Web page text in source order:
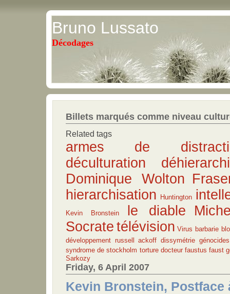
Bruno Lussato
Décodages
Billets marqués comme niveau
Related tags
armes de
déculturation
Dominique Wolton
hierarchisation
Huntington
Kevin Bronstein le diable
Socrate télévision Virus barbarie
développement russell ackoff dissymétrie génocides
syndrome de stockholm torture docteur faustus faust
Sarkozy
Friday, 6 April 2007
Kevin Bronstein, Postface